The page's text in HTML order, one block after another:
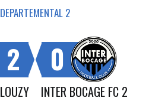
DEPARTEMENTAL 2
2
LOUZY
0
INTER BOCAGE FC 2